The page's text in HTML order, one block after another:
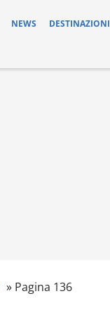
NEWS DESTINAZIONI
» Pagina 136